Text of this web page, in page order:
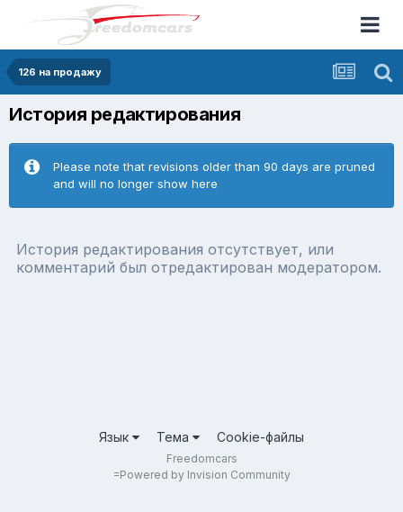
126 на продажу
История редактирования
Please note that revisions older than 90 days are pruned
and will no longer show here
История редактирования отсутствует, или
комментарий был отредактирован модератором.
Язык Тема Cookie-файлы
Freedomcars
=Powered by Invision Community